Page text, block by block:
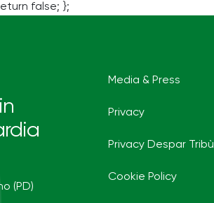
false; };
(PD)
Media & Press
Privacy
Privacy Despar Tribù
Cookie Policy